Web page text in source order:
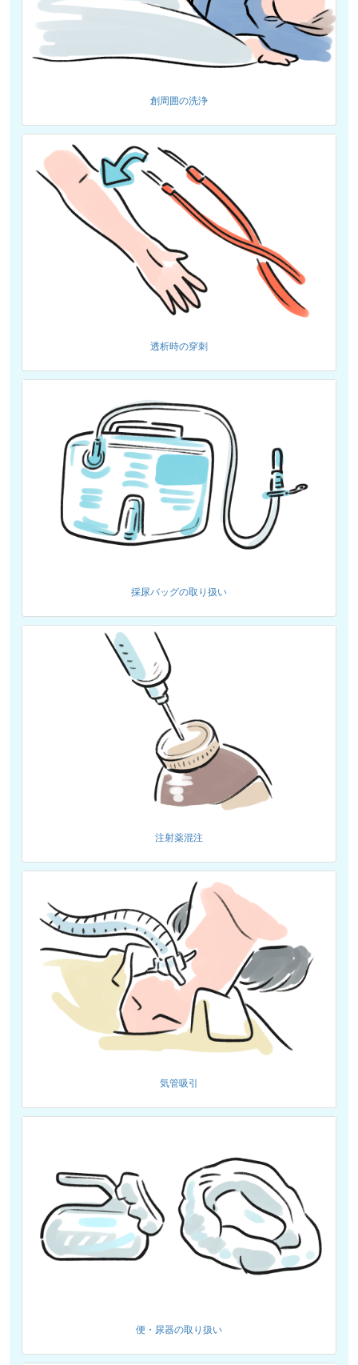
創周囲の洗浄
透析時の穿刺
採尿バッグの取り扱い
注射薬混注
気管吸引
便・尿器の取り扱い